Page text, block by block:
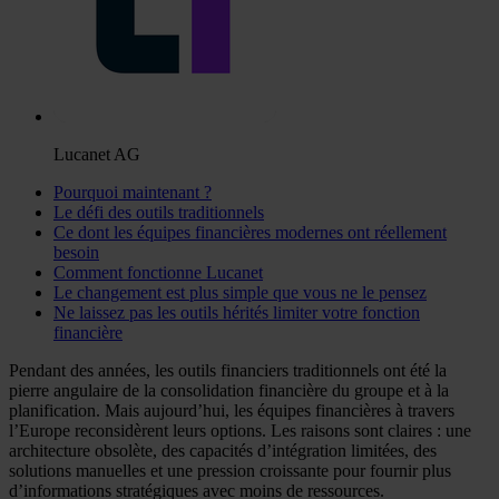
Lucanet AG
Pourquoi maintenant ?
Le défi des outils traditionnels
Ce dont les équipes financières modernes ont réellement
besoin
Comment fonctionne Lucanet
Le changement est plus simple que vous ne le pensez
Ne laissez pas les outils hérités limiter votre fonction
financière
Pendant des années, les outils financiers traditionnels ont été la
pierre angulaire de la consolidation financière du groupe et à la
planification. Mais aujourd’hui, les équipes financières à travers
l’Europe reconsidèrent leurs options. Les raisons sont claires : une
architecture obsolète, des capacités d’intégration limitées, des
solutions manuelles et une pression croissante pour fournir plus
d’informations stratégiques avec moins de ressources.